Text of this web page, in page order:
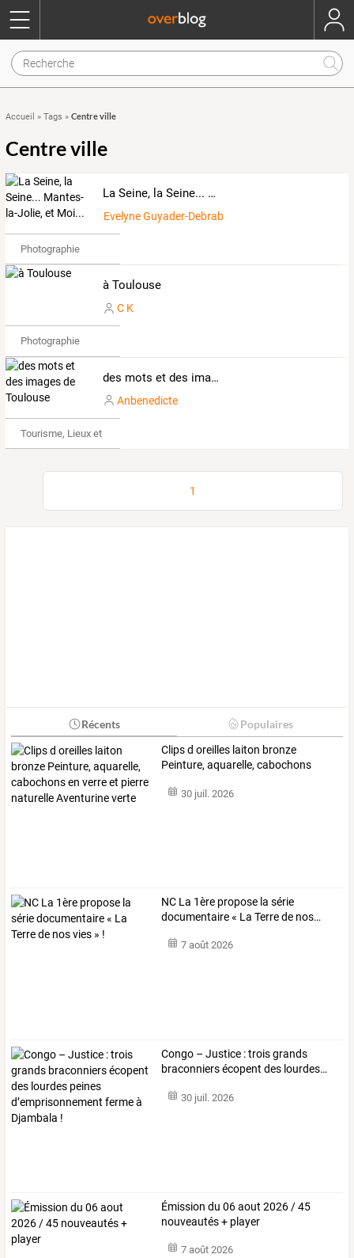
Accueil » Tags » Centre ville
Centre ville
La Seine, la Seine... Mantes-la-Jolie, et Moi...
Evelyne Guyader-Debrabant
Photographie
à Toulouse
C K
Photographie
des mots et des images de Toulouse
Anbenedicte
Tourisme, Lieux et Événements
1
Récents Populaires
Clipsd oreilles laiton bronze
Peinture, aquarelle, cabochons
30 juil. 2026
NC La 1ère propose la série
documentaire« La Terrede nos…
7 août 2026
Congo – Justice :troisgrands
braconniersécopent des lourdes…
30 juil. 2026
Émission du 06 aout 2026 / 45
nouveautés + player
7 août 2026